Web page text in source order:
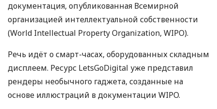
документация, опубликованная Всемирной
организацией интеллектуальной собственности
(World Intellectual Property Organization, WIPO).
Речь идёт о смарт-часах, оборудованных складным
дисплеем. Ресурс LetsGoDigital уже представил
рендеры необычного гаджета, созданные на
основе иллюстраций в документации WIPO.